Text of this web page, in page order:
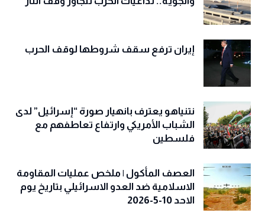
إيران ترفع سقف شروطها لوقف الحرب
نتنياهو يعترف بانهيار صورة “إسرائيل” لدى
الشباب الأمريكي وارتفاع تعاطفهم مع
فلسطين
العصف المأكول | ملخص عمليات المقاومة
الاسلامية ضد العدو الاسرائيلي بتاريخ يوم
الاحد 10-5-2026